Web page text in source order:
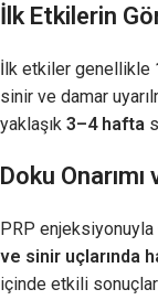
İlk Etkilerin
İlk etkiler genellikle
sinir ve damar
yaklaşık 3–4 hafta
Doku
PRP
ve sinir uçlarında
içinde etkili